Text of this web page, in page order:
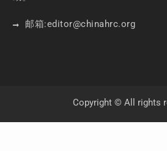
邮箱:editor@chinahrc.org
Copyright © All rights